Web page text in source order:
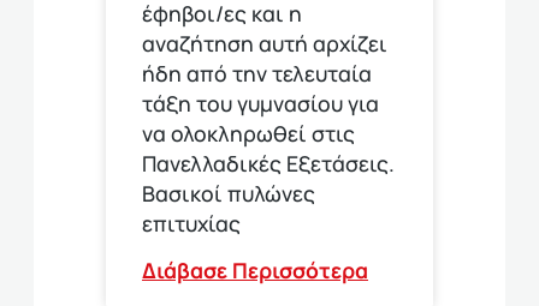
έφηβοι/ες και η
αναζήτηση αυτή αρχίζει
ήδη από την τελευταία
τάξη του γυμνασίου για
να ολοκληρωθεί στις
Πανελλαδικές Εξετάσεις.
Βασικοί πυλώνες
επιτυχίας
Διάβασε Περισσότερα